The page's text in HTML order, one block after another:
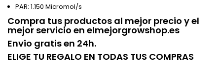
PAR: 1.150 Micromol/s
Compra tus productos al mejor precio y el
mejor servicio en elmejorgrowshop.es
Envio gratis en 24h.
ELIGE TU REGALO EN TODAS TUS COMPRAS